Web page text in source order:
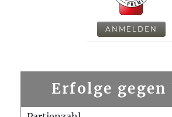
ANMELDEN
Erfolge